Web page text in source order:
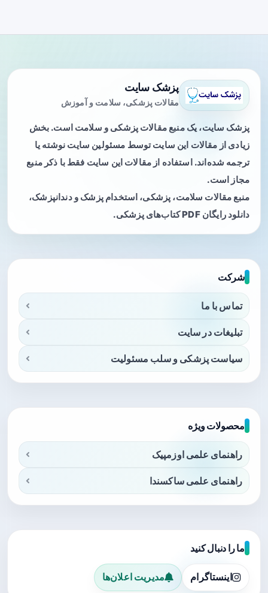
پزشک سایت
مقالات پزشکی، سلامت و آموزش
پزشک سایت، یک منبع مقالات پزشکی و سلامت است. بخش
زیادی از مقالات این سایت توسط مسئولین سایت نوشته یا
ترجمه شده‌اند. استفاده از مقالات این سایت فقط با ذکر منبع
مجاز است.
منبع مقالات سلامت، پزشکی، استخدام پزشک و دندانپزشک،
دانلود رایگان PDF کتاب‌های پزشکی.
شرکت
تماس با ما
تبلیغات در سایت
سیاست پزشکی و سلب مسئولیت
محصولات ویژه
راهنمای علمی اوزمپیک
راهنمای علمی ساکسندا
ما را دنبال کنید
اینستاگرام مدیریت اعلان‌ها